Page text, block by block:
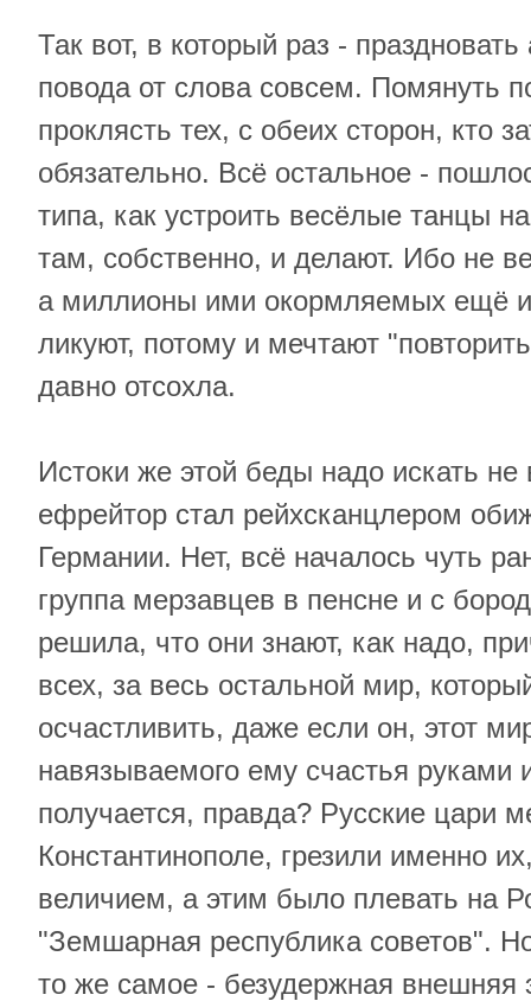
Так вот, в который раз -
повода от слова совсем. Помянуть
проклясть тех, с обеих сторон, кто
обязательно. Всё остальное -
типа, как устроить весёлые танцы
там, собственно, и делают. Ибо не
а миллионы ими окормляемых ещё
ликуют, потому и мечтают
давно отсохла.
Истоки же этой беды надо искать не
ефрейтор стал рейхсканцлером
Германии. Нет, всё началось чуть
группа мерзавцев в пенсне и с
решилa, что они знают, как надо,
всех, за весь остальной мир,
осчастливить, даже если он, этот
навязываемого ему счастья руками
получается, правда? Русские цари
Константинополе, грезили именно
величием, а этим было плевать на
"Земшарная республика советов".
то же самое - безудержная внешняя